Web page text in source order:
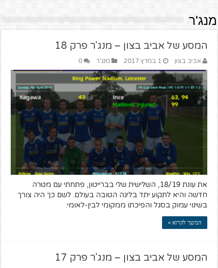
מנג'ר
המסע של אביב בצון – מנג'ר פרק 18
אביב בצון 1 במרץ 2017 מנג'ר 0
את עונת 18/19, השלישית שלי בברייטון, פתחתי עם מטרה
חדשה והיא לתקוע יתד בליגה הטובה בעולם. לשם כך היה צורך
בשינוי עמוק בסגל והפיכתו ממקומי לבין-לאומי.
המשך לקרוא »
המסע של אביב בצון – מנג'ר פרק 17